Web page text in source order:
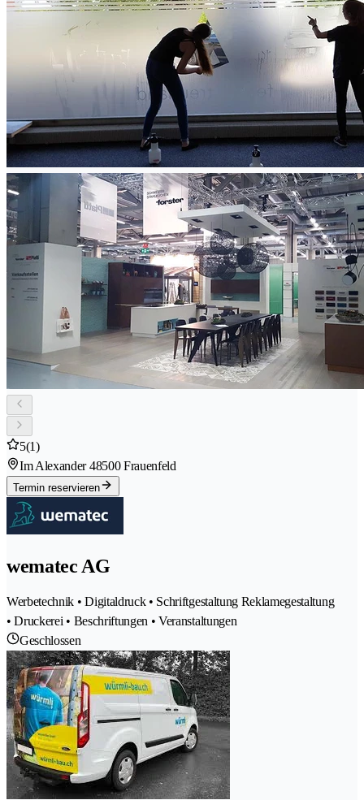
5(1)
Im Alexander 48500 Frauenfeld
Termin reservieren
wematec AG
Werbetechnik • Digitaldruck • Schriftgestaltung Reklamegestaltung
• Druckerei • Beschriftungen • Veranstaltungen
Geschlossen